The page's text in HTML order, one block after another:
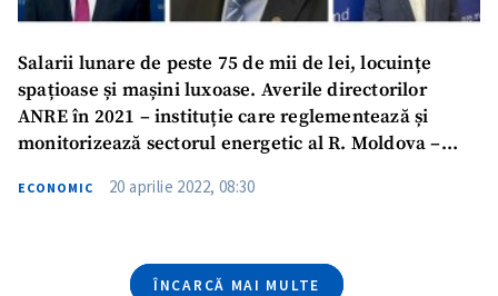
Salarii lunare de peste 75 de mii de lei, locuințe
spațioase și mașini luxoase. Averile directorilor
ANRE în 2021 – instituție care reglementează și
monitorizează sectorul energetic al R. Moldova –
ECONOMIC 20 aprilie 2022, 08:30
ÎNCARCĂ MAI MULTE
Am citit și sunt de
acord cupolitica de
confidențialitate.
TRIMITE ȘTIREA